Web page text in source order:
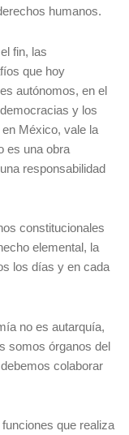
humanos.
fin, las
que hoy
autónomos, en el
y los
México, vale la
es una obra
responsabilidad
constitucionales
elemental, la
los días y en cada
no es autarquía,
somos órganos del
colaborar
que realiza